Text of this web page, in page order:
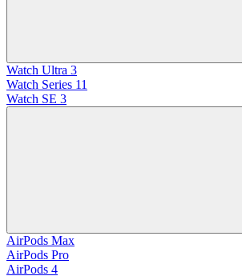
Watch Ultra 3
Watch Series 11
Watch SE 3
AirPods Max
AirPods Pro
AirPods 4